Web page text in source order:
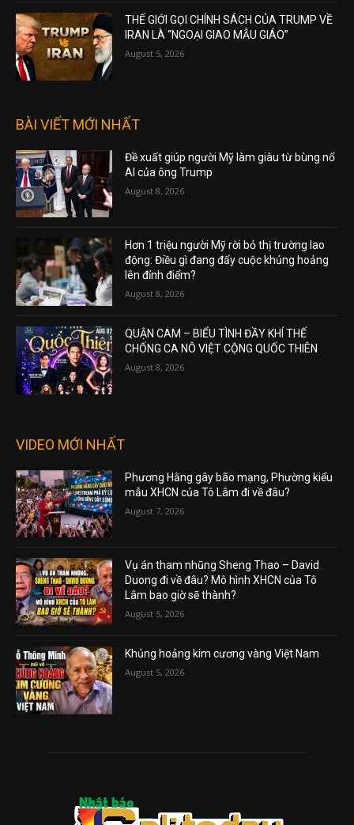
THẾ GIỚI GỌI CHÍNH SÁCH CỦA TRUMP VỀ
IRAN LÀ “NGOẠI GIAO MẪU GIÁO”
August 5, 2026
BÀI VIẾT MỚI NHẤT
Đề xuất giúp người Mỹ làm giàu từ bùng nổ
AI của ông Trump
August 8, 2026
Hơn 1 triệu người Mỹ rời bỏ thị trường lao
động: Điều gì đang đẩy cuộc khủng hoảng
lên đỉnh điểm?
August 8, 2026
QUẬN CAM – BIỂU TÌNH ĐẦY KHÍ THẾ
CHỐNG CA NÔ VIỆT CỘNG QUỐC THIÊN
August 8, 2026
VIDEO MỚI NHẤT
Phương Hằng gây bão mạng, Phường kiểu
mẫu XHCN của Tô Lâm đi về đâu?
August 7, 2026
Vụ án tham nhũng Sheng Thao – David
Duong đi về đâu? Mô hình XHCN của Tô
Lâm bao giờ sẽ thành?
August 5, 2026
Khủng hoảng kim cương vàng Việt Nam
August 5, 2026